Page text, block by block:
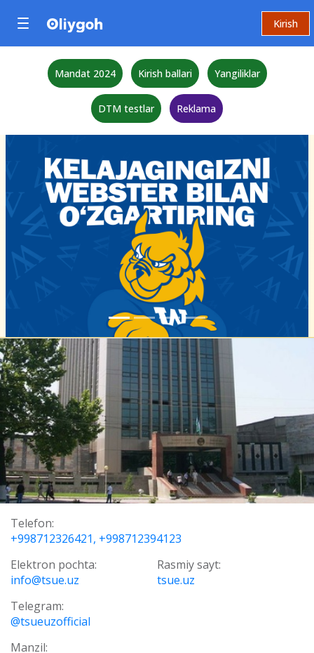
Kirish
Mandat 2024 Kirish ballari Yangiliklar
DTM testlar Reklama
Telefon:
+998712326421, +998712394123
Elektron pochta:
info@tsue.uz
Rasmiy sayt:
tsue.uz
Telegram:
@tsueuzofficial
Manzil: